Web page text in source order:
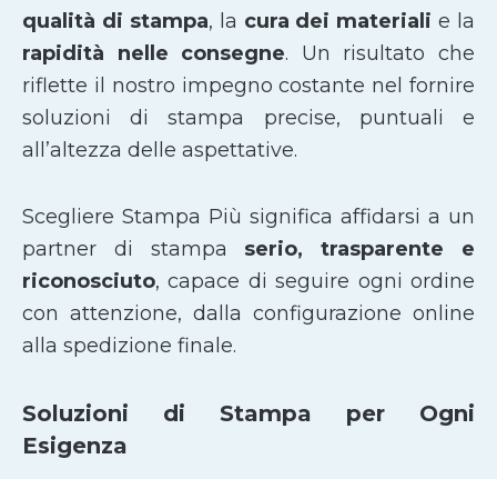
qualità di stampa, la cura dei materiali e la
rapidità nelle consegne. Un risultato che
riflette il nostro impegno costante nel fornire
soluzioni di stampa precise, puntuali e
all’altezza delle aspettative.
Scegliere Stampa Più significa affidarsi a un
partner di stampa serio, trasparente e
riconosciuto, capace di seguire ogni ordine
con attenzione, dalla configurazione online
alla spedizione finale.
Soluzioni di Stampa per Ogni
Esigenza